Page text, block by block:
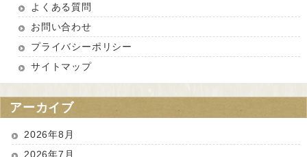
よくある質問
お問い合わせ
プライバシーポリシー
サイトマップ
アーカイブ
2026年8月
2026年7月